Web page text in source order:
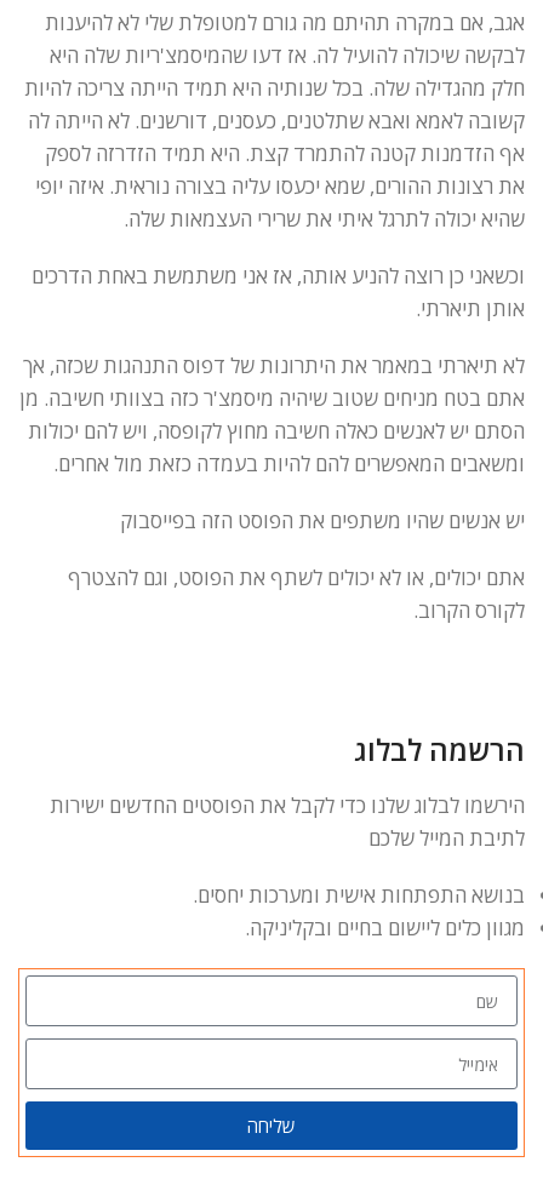
אגב, אם במקרה תהיתם מה גורם למטופלת שלי לא להיענות
לבקשה שיכולה להועיל לה. אז דעו שהמיסמצ'ריות שלה היא
חלק מהגדילה שלה. בכל שנותיה היא תמיד הייתה צריכה להיות
קשובה לאמא ואבא שתלטנים, כעסנים, דורשנים. לא הייתה לה
אף הזדמנות קטנה להתמרד קצת. היא תמיד הזדרזה לספק
את רצונות ההורים, שמא יכעסו עליה בצורה נוראית. איזה יופי
שהיא יכולה לתרגל איתי את שרירי העצמאות שלה.
וכשאני כן רוצה להניע אותה, אז אני משתמשת באחת הדרכים
אותן תיארתי.
לא תיארתי במאמר את היתרונות של דפוס התנהגות שכזה, אך
אתם בטח מניחים שטוב שיהיה מיסמצ'ר כזה בצוותי חשיבה. מן
הסתם יש לאנשים כאלה חשיבה מחוץ לקופסה, ויש להם יכולות
ומשאבים המאפשרים להם להיות בעמדה כזאת מול אחרים.
יש אנשים שהיו משתפים את הפוסט הזה בפייסבוק
אתם יכולים, או לא יכולים לשתף את הפוסט, וגם להצטרף
לקורס הקרוב.
הרשמה לבלוג
הירשמו לבלוג שלנו כדי לקבל את הפוסטים החדשים ישירות
לתיבת המייל שלכם
בנושא התפתחות אישית ומערכות יחסים.
מגוון כלים ליישום בחיים ובקליניקה.
שליחה